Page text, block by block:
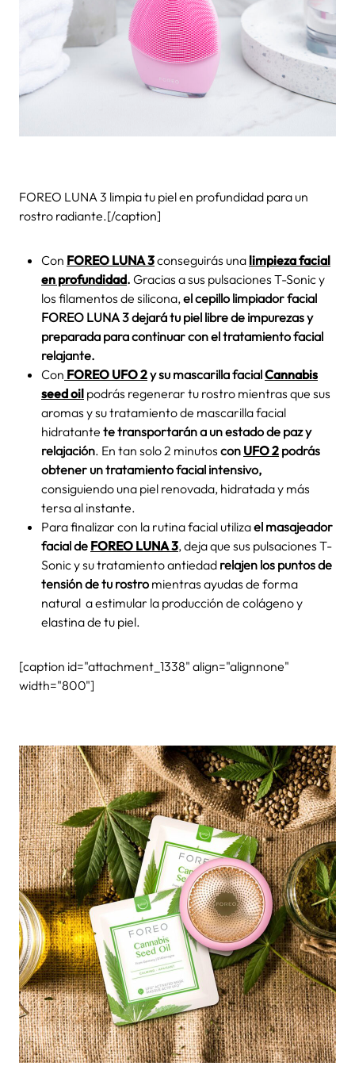
FOREO LUNA 3 limpia tu piel en profundidad para un
rostro radiante.[/caption]
Con FOREO LUNA 3conseguirás una limpieza facial
en profundidad. Gracias a sus pulsaciones T-Sonic y
los filamentos de silicona, el cepillo limpiador facial
FOREO LUNA 3 dejará tu piel libre de impurezas y
preparada para continuar con el tratamiento facial
relajante.
Con FOREO UFO 2y su mascarilla facialCannabis
seed oil podrás regenerar tu rostro mientras que sus
aromas y su tratamiento de mascarilla facial
hidratante te transportarán a un estado de paz y
relajación. En tan solo 2 minutos con UFO 2 podrás
obtener un tratamiento facial intensivo,
consiguiendo una piel renovada, hidratada y más
tersa al instante.
Para finalizar con la rutina facial utilizael masajeador
facial de FOREO LUNA 3, deja que sus pulsaciones T-
Sonic y su tratamiento antiedad relajen los puntos de
tensión de tu rostro mientras ayudas de forma
natural a estimular la producción de colágeno y
elastina de tu piel.
[caption id="attachment_1338" align="alignnone"
width="800"]